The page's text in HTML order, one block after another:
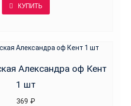
КУПИТЬ
Александра оф Кент
1 шт
369 ₽